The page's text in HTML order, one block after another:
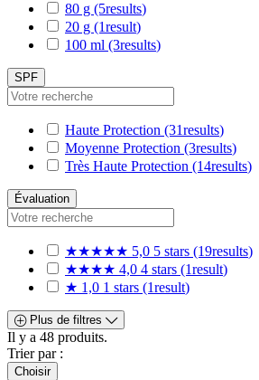
80 g (5results)
20 g (1result)
100 ml (3results)
SPF
Haute Protection (31results)
Moyenne Protection (3results)
Très Haute Protection (14results)
Évaluation
★★★★★ 5,0 5 stars (19results)
★★★★ 4,0 4 stars (1result)
★ 1,0 1 stars (1result)
Plus de filtres
Il y a 48 produits.
Trier par :
Choisir